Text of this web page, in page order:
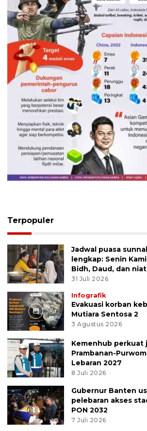
Kontingen Indonesia di
2026
4 Agustus 2026
Terpopuler
Jadwal puasa
lengkap: Senin
Bidh, Daud, dan niat
31 Juli 2026
Infografik
Evakuasi korban
Mutiara Sentosa 2
3 Agustus 2026
Kemenhub perkuat
Prambanan-
Lebaran 2027
8 Juli 2026
Gubernur Banten
pelebaran akses
PON 2032
7 Juli 2026